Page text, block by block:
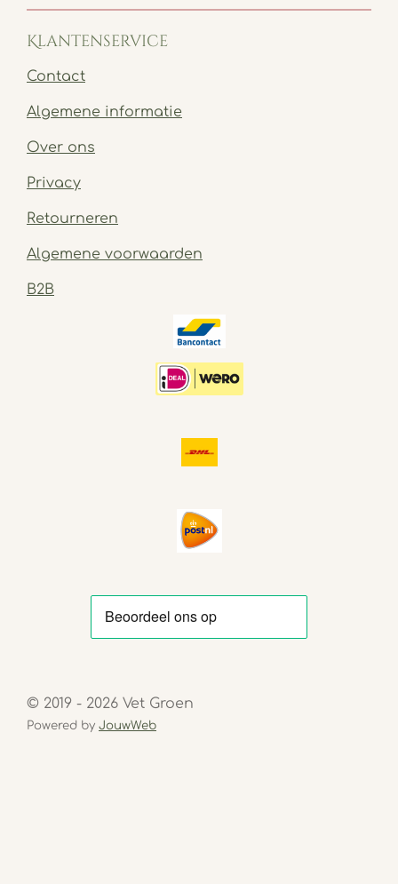
Klantenservice
Contact
Algemene informatie
Over ons
Privacy
Retourneren
Algemene voorwaarden
B2B
© 2019 - 2026 Vet Groen
Powered by JouwWeb